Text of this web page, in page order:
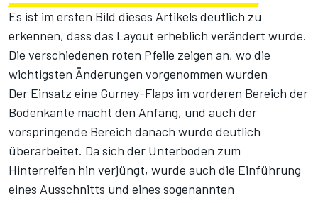
Es ist im ersten Bild dieses Artikels deutlich zu
erkennen, dass das Layout erheblich verändert wurde.
Die verschiedenen roten Pfeile zeigen an, wo die
wichtigsten Änderungen vorgenommen wurden
Der Einsatz eine Gurney-Flaps im vorderen Bereich der
Bodenkante macht den Anfang, und auch der
vorspringende Bereich danach wurde deutlich
überarbeitet. Da sich der Unterboden zum
Hinterreifen hin verjüngt, wurde auch die Einführung
eines Ausschnitts und eines sogenannten